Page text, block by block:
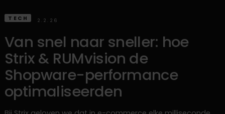
TECH 2.2.26
Van snel naar sneller: hoe
Strix & RUMvision de
Shopware-performance
optimaliseerden